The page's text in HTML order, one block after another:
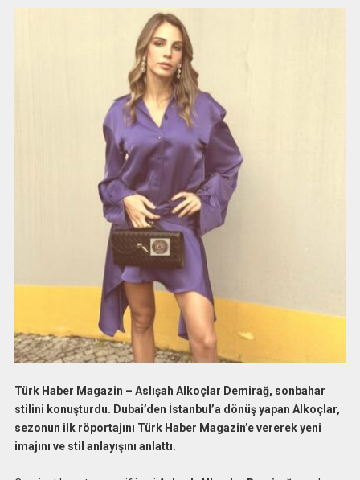
Türk Haber Magazin – Aslışah Alkoçlar Demirağ, sonbahar
stilini konuşturdu. Dubai’den İstanbul’a dönüş yapan Alkoçlar,
sezonun ilk röportajını Türk Haber Magazin’e vererek yeni
imajını ve stil anlayışını anlattı.